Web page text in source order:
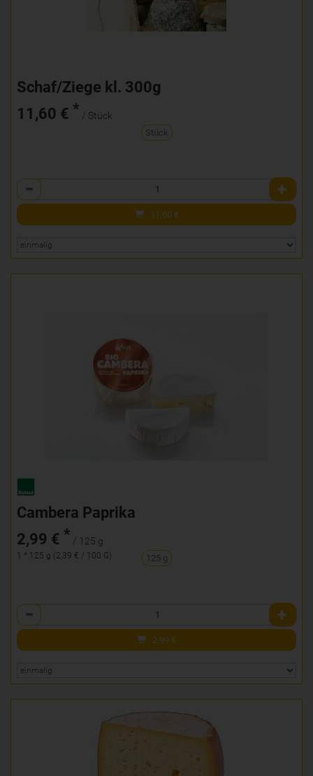
Schaf/Ziege kl. 300g
11,60 € * / Stück
Stück
Anzahl
11,60 €
Cambera Paprika
2,99 € * / 125 g
1 * 125 g (2,39 € / 100 G) 125 g
Anzahl
2,99 €